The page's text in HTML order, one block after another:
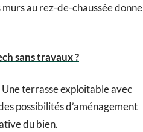
au rez-de-chaussée donne
sans travaux ?
Une terrasse exploitable avec
possibilités d’aménagement
du bien.